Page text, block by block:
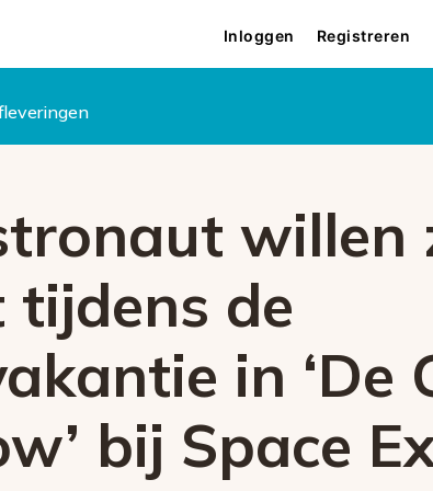
Inloggen Registreren
willen
tijdens de
in ‘De
bij Space